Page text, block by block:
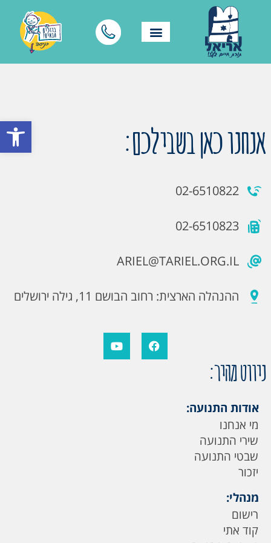
פתח אנחנו כאן בשבילכם:
02-6510822
02-6510823
ARIEL@TARIEL.ORG.IL
ההנהלה הארצית: רחוב הבושם 11, גילה ירושלים
ניווט מהיר:
אודות התנועה:
מי אנחנו
שירי התנועה
שבטי התנועה
יזכור
מנהלי:
רישום
קוד אתי